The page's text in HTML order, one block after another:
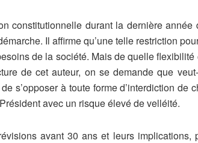
constitutionnelle durant la dernière année
Il affirme qu’une telle restriction
de la société. Mais de quelle flexibilité
de cet auteur, on se demande que
s’opposer à toute forme d’interdiction de
avec un risque élevé de velléité.
avant 30 ans et leurs implications,